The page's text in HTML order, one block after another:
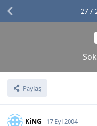
Paylaş
27/
KiNG 17 Eyl 2004